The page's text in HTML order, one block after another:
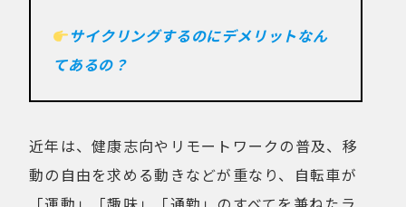
Cavet
サイクリングするのにデメリットなん
てあるの？
近年は、健康志向やリモートワークの普及、移
動の自由を求める動きなどが重なり、自転車が